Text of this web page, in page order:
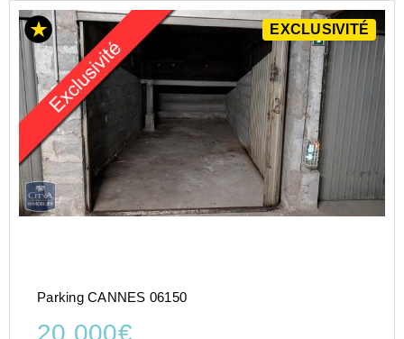
EXCLUSIVITÉ
Parking CANNES 06150
20 000€